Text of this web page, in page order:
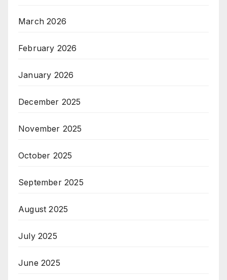
March 2026
February 2026
January 2026
December 2025
November 2025
October 2025
September 2025
August 2025
July 2025
June 2025